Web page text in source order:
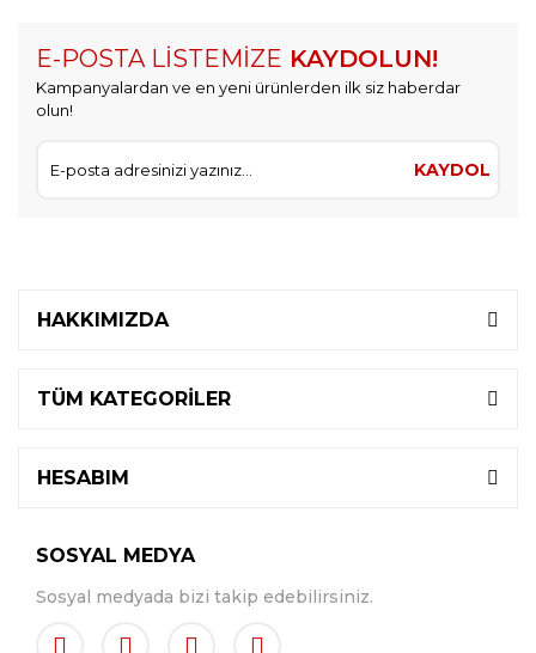
E-POSTA LİSTEMİZE KAYDOLUN!
Kampanyalardan ve en yeni ürünlerden ilk siz haberdar
olun!
KAYDOL
HAKKIMIZDA
TÜM KATEGORİLER
HESABIM
SOSYAL MEDYA
Sosyal medyada bizi takip edebilirsiniz.